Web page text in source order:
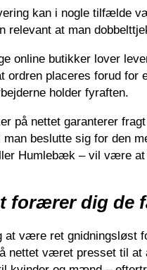
kan i nogle tilfælde
relevant at man
online butikker lover
ordren placeres forud
holder fyraften.
på nettet garanterer
beslutte sig for den
Humlebæk – vil være
forærer dig de
at være ret gnidningsløst
nettet været presset til at